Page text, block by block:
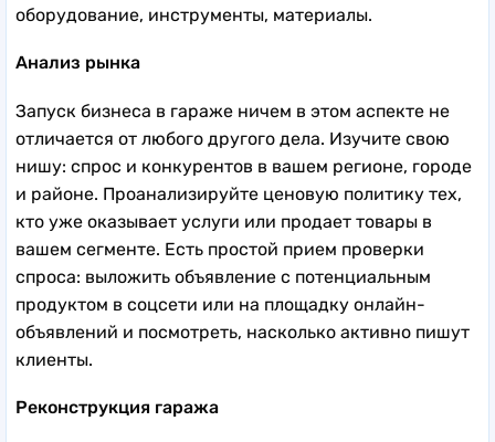
оборудование, инструменты, материалы.
Анализ рынка
Запуск бизнеса в гараже ничем в этом аспекте не
отличается от любого другого дела. Изучите свою
нишу: спрос и конкурентов в вашем регионе, городе
и районе. Проанализируйте ценовую политику тех,
кто уже оказывает услуги или продает товары в
вашем сегменте. Есть простой прием проверки
спроса: выложить объявление с потенциальным
продуктом в соцсети или на площадку онлайн-
объявлений и посмотреть, насколько активно пишут
клиенты.
Реконструкция гаража